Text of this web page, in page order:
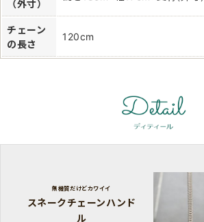
（外寸）
チェーン
の長さ
120cm
無機質だけどカワイイ
スネークチェーンハンド
ル